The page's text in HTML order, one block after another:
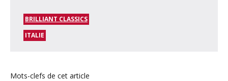
BRILLIANT CLASSICS
ITALIE
Mots-clefs de cet article